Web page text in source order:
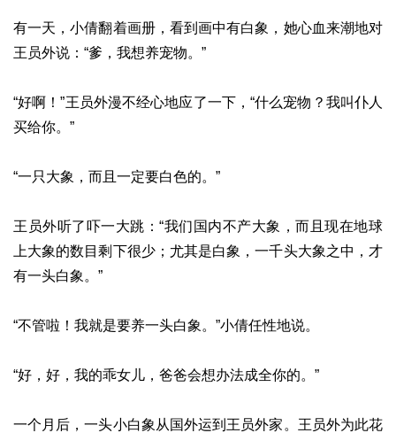
有一天，小倩翻着画册，看到画中有白象，她心血来潮地对
王员外说：“爹，我想养宠物。”
“好啊！”王员外漫不经心地应了一下，“什么宠物？我叫仆人
买给你。”
“一只大象，而且一定要白色的。”
王员外听了吓一大跳：“我们国内不产大象，而且现在地球
上大象的数目剩下很少；尤其是白象，一千头大象之中，才
有一头白象。”
“不管啦！我就是要养一头白象。”小倩任性地说。
“好，好，我的乖女儿，爸爸会想办法成全你的。”
一个月后，一头小白象从国外运到王员外家。王员外为此花